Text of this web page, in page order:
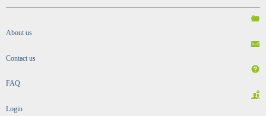
About us
Contact us
FAQ
Login